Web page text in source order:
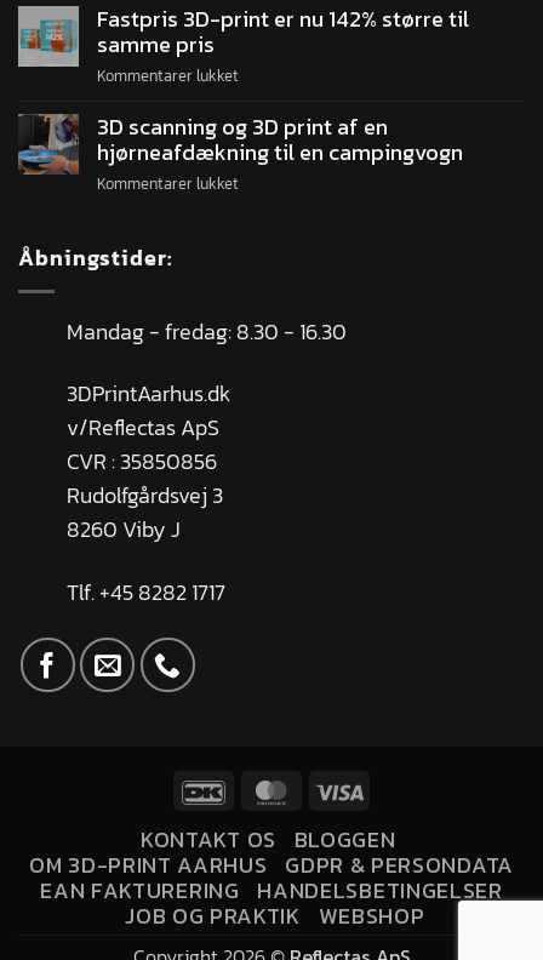
Fastpris 3D-print er nu 142% større til
samme pris
Kommentarer lukket
3D scanning og 3D print af en
hjørneafdækning til en campingvogn
Kommentarer lukket
Åbningstider:
Mandag - fredag: 8.30 - 16.30
3DPrintAarhus.dk
v/Reflectas ApS
CVR : 35850856
Rudolfgårdsvej 3
8260 Viby J
Tlf. +45 8282 1717
KONTAKT OS BLOGGEN
OM 3D-PRINT AARHUS GDPR & PERSONDATA
EAN FAKTURERING HANDELSBETINGELSER
JOB OG PRAKTIK WEBSHOP